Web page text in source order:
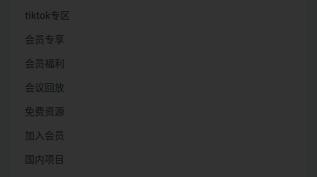
tiktok专区
会员专享
会员福利
会议回放
免费资源
加入会员
国内项目